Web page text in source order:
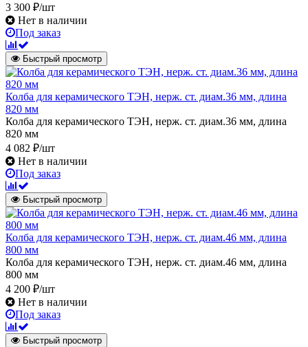
3 300 ₽/шт
Нет в наличии
Под заказ
Быстрый просмотр
Колба для керамического ТЭН, нерж. ст. диам.36 мм, длина
820 мм
Колба для керамического ТЭН, нерж. ст. диам.36 мм, длина
820 мм
4 082 ₽/шт
Нет в наличии
Под заказ
Быстрый просмотр
Колба для керамического ТЭН, нерж. ст. диам.46 мм, длина
800 мм
Колба для керамического ТЭН, нерж. ст. диам.46 мм, длина
800 мм
4 200 ₽/шт
Нет в наличии
Под заказ
Быстрый просмотр